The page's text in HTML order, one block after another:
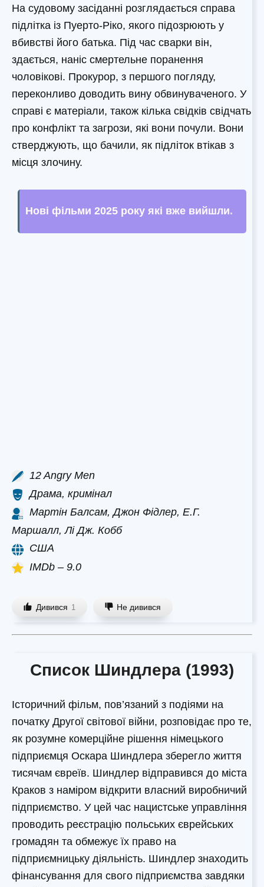
На судовому засіданні розглядається справа
підлітка із Пуерто-Ріко, якого підозрюють у
вбивстві його батька. Під час сварки він,
здається, наніс смертельне поранення
чоловікові. Прокурор, з першого погляду,
переконливо доводить вину обвинуваченого. У
справі є матеріали, також кілька свідків свідчать
про конфлікт та загрози, які вони почули. Вони
стверджують, що бачили, як підліток втікав з
місця злочину.
Нові фільми 2025 року які вже вийшли.
12 Angry Men
Драма, кримінал
Мартін Балсам, Джон Фідлер, Е.Г.
Маршалл, Лі Дж. Кобб
США
IMDb – 9.0
Дивився 1 Не дивився
Список Шиндлера (1993)
Історичний фільм, пов’язаний з подіями на
початку Другої світової війни, розповідає про те,
як розумне комерційне рішення німецького
підприємця Оскара Шиндлера зберегло життя
тисячам євреїв. Шиндлер відправився до міста
Краков з наміром відкрити власний виробничий
підприємство. У цей час нацистське управління
проводить реєстрацію польських єврейських
громадян та обмежує їх право на
підприємницьку діяльність. Шиндлер знаходить
фінансування для свого підприємства завдяки